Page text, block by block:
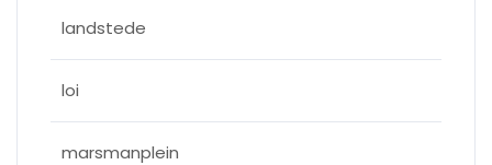
landstede
loi
marsmanplein